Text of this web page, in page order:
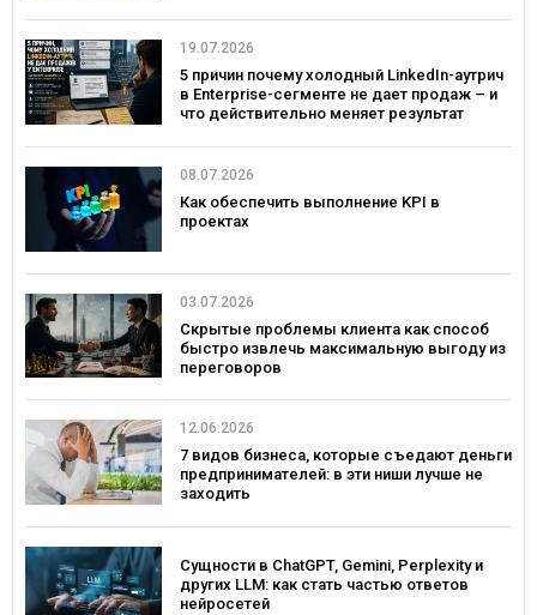
19.07.2026
5 причин почему холодный LinkedIn-аутрич
в Enterprise-сегменте не дает продаж – и
что действительно меняет результат
08.07.2026
Как обеспечить выполнение KPI в
проектах
03.07.2026
Скрытые проблемы клиента как способ
быстро извлечь максимальную выгоду из
переговоров
12.06.2026
7 видов бизнеса, которые съедают деньги
предпринимателей: в эти ниши лучше не
заходить
Сущности в ChatGPT, Gemini, Perplexity и
других LLM: как стать частью ответов
нейросетей